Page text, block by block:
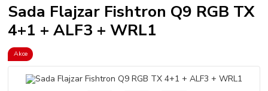
Sada Flajzar Fishtron Q9 RGB TX
4+1 + ALF3 + WRL1
Akce